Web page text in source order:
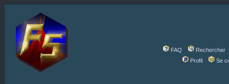
FAQ
Rechercher
Profil
Se